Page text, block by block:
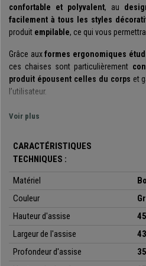
confortable et polyvalent, au
facilement à tous les styles
produit empilable, ce qui vous
Grâce auxformes ergonomiques
ces chaises sont particulièrement
produit épousent celles du corps et
l’utilisateur.
Voici un
structureest en métal chromé
4 piedsgarantissent la stabilité de
allant jusqu’à 120 Kg
Leslignes simples et épurées
du
fondre avec aisance dans tous les
réunion ou bien encore vos
plusieurs coloris, il vous sera
Voir plus
CARACTÉRISTIQUES
TECHNIQUES :
Matériel
Couleur
Hauteur d'assise
Largeur de l'assise
Profondeur d'assise